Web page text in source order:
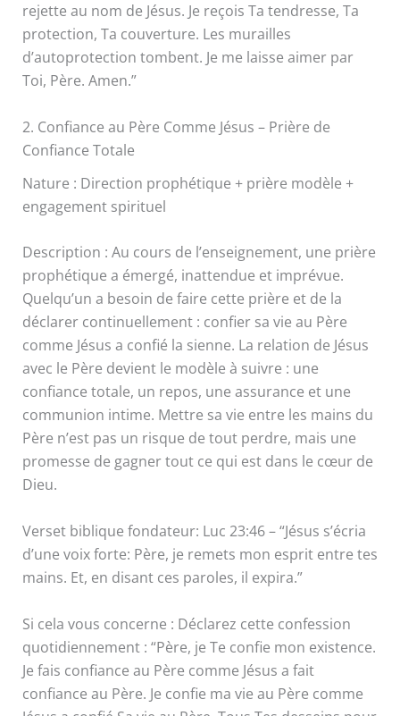
rejette au nom de Jésus. Je reçois Ta tendresse, Ta
protection, Ta couverture. Les murailles
d’autoprotection tombent. Je me laisse aimer par
Toi, Père. Amen.”
2. Confiance au Père Comme Jésus – Prière de
Confiance Totale
Nature : Direction prophétique + prière modèle +
engagement spirituel
Description : Au cours de l’enseignement, une prière
prophétique a émergé, inattendue et imprévue.
Quelqu’un a besoin de faire cette prière et de la
déclarer continuellement : confier sa vie au Père
comme Jésus a confié la sienne. La relation de Jésus
avec le Père devient le modèle à suivre : une
confiance totale, un repos, une assurance et une
communion intime. Mettre sa vie entre les mains du
Père n’est pas un risque de tout perdre, mais une
promesse de gagner tout ce qui est dans le cœur de
Dieu.
Verset biblique fondateur: Luc 23:46 – “Jésus s’écria
d’une voix forte: Père, je remets mon esprit entre tes
mains. Et, en disant ces paroles, il expira.”
Si cela vous concerne : Déclarez cette confession
quotidiennement : “Père, je Te confie mon existence.
Je fais confiance au Père comme Jésus a fait
confiance au Père. Je confie ma vie au Père comme